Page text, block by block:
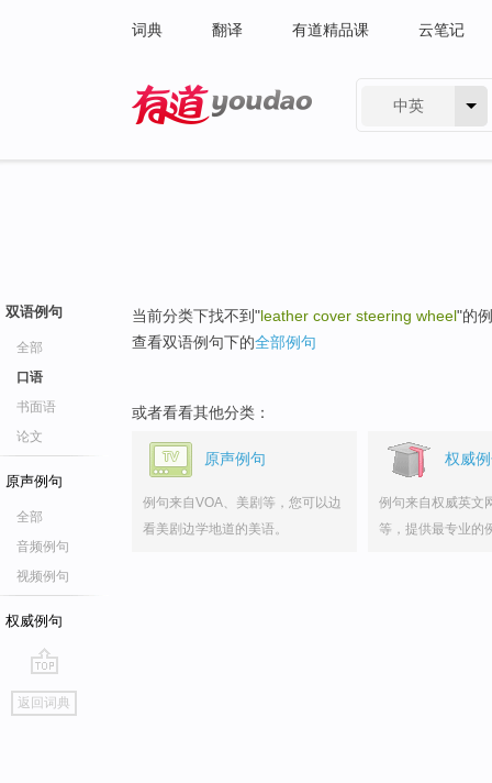
词典 翻译 有道精品课 云笔记
中英
双语例句
全部
口语
书面语
论文
原声例句
全部
音频例句
视频例句
权威例句
go
top
返回词典
当前分类下找不到"leather cover steering wheel"的
查看双语例句下的全部例句
或者看看其他分类：
原声例句
例句来自VOA、美剧等，您可以边
看美剧边学地道的美语。
权威
例句来自权威英文
等，提供最专业的